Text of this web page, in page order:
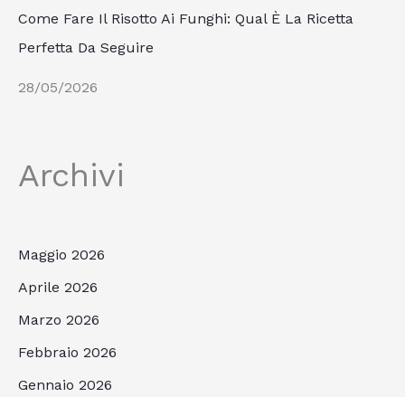
Come Fare Il Risotto Ai Funghi: Qual È La Ricetta
Perfetta Da Seguire
28/05/2026
Archivi
Maggio 2026
Aprile 2026
Marzo 2026
Febbraio 2026
Gennaio 2026